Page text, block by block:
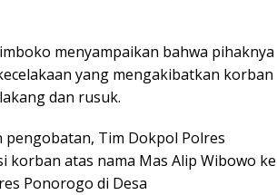
menyampaikan bahwa pihaknya
yang mengakibatkan korban
dan rusuk.
pengobatan, Tim Dokpol Polres
korban atas nama Mas Alip Wibowo ke
Ponorogo di Desa